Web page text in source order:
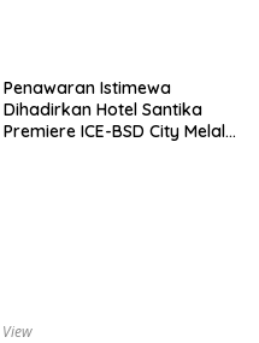
Penawaran Istimewa
Dihadirkan Hotel Santika
Premiere ICE-BSD City Melalui